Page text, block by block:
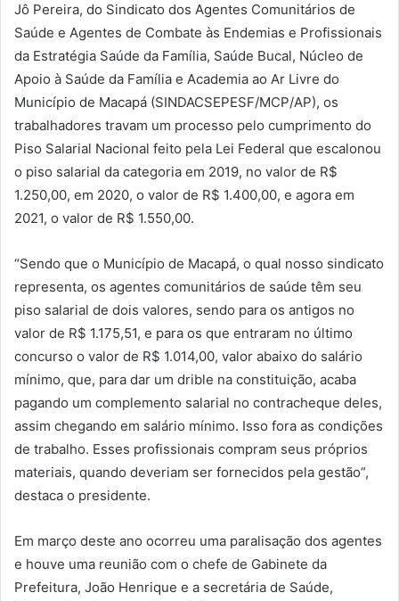
Jô Pereira, do Sindicato dos Agentes Comunitários de
Saúde e Agentes de Combate às Endemias e Profissionais
da Estratégia Saúde da Família, Saúde Bucal, Núcleo de
Apoio à Saúde da Família e Academia ao Ar Livre do
Município de Macapá (SINDACSEPESF/MCP/AP), os
trabalhadores travam um processo pelo cumprimento do
Piso Salarial Nacional feito pela Lei Federal que escalonou
o piso salarial da categoria em 2019, no valor de R$
1.250,00, em 2020, o valor de R$ 1.400,00, e agora em
2021, o valor de R$ 1.550,00.
“Sendo que o Município de Macapá, o qual nosso sindicato
representa, os agentes comunitários de saúde têm seu
piso salarial de dois valores, sendo para os antigos no
valor de R$ 1.175,51, e para os que entraram no último
concurso o valor de R$ 1.014,00, valor abaixo do salário
mínimo, que, para dar um drible na constituição, acaba
pagando um complemento salarial no contracheque deles,
assim chegando em salário mínimo. Isso fora as condições
de trabalho. Esses profissionais compram seus próprios
materiais, quando deveriam ser fornecidos pela gestão”,
destaca o presidente.
Em março deste ano ocorreu uma paralisação dos agentes
e houve uma reunião com o chefe de Gabinete da
Prefeitura, João Henrique e a secretária de Saúde,